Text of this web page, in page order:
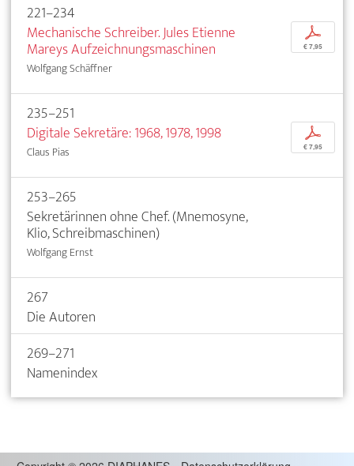
221–234
Mechanische Schreiber. Jules Etienne
Mareys Aufzeichnungsmaschinen
Wolfgang Schäffner
p
€ 7,95
235–251
Digitale Sekretäre: 1968, 1978, 1998
Claus Pias
p
€ 7,95
253–265
Sekretärinnen ohne Chef. (Mnemosyne,
Klio, Schreibmaschinen)
Wolfgang Ernst
267
Die Autoren
269–271
Namenindex